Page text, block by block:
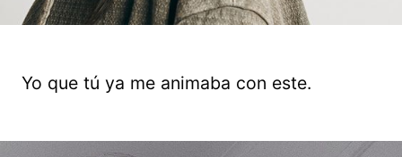
Yo que tú ya me animaba con este.